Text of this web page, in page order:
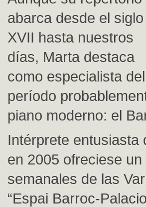
abarca desde el siglo
XVII hasta nuestros
días, Marta destaca
como especialista del
período
piano moderno: el
Intérprete entusiasta
en 2005 ofreciese
semanales de las
“Espai Barroc-